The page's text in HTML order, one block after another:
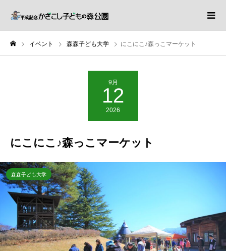
イベント 森森子ども大学 にこにこ♪森っこマーケット
9月
12
2026
にこにこ♪森っこマーケット
森森子ども大学